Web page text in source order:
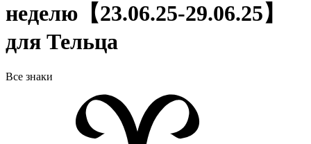
неделю【23.06.25-29.06.25】
для Тельца
Все знаки